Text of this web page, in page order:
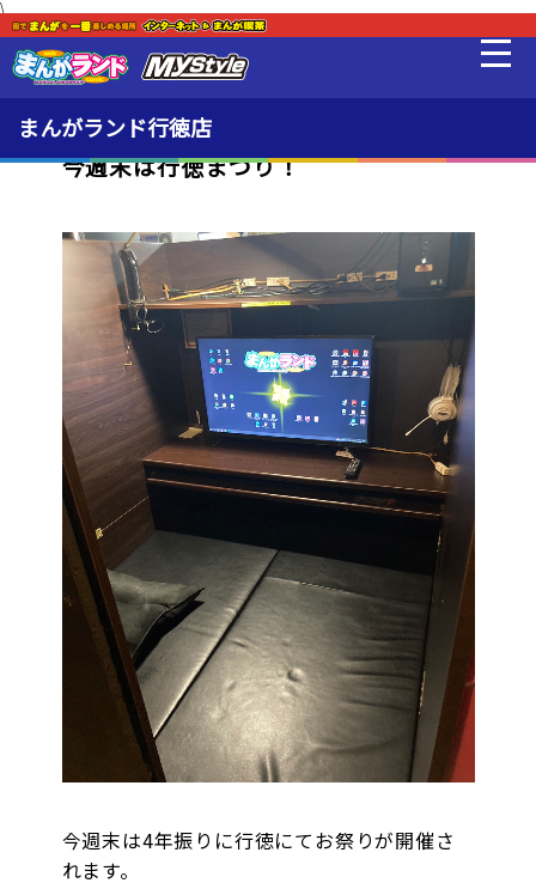
\
最新情報
MLeF
販売品
貸出品
オンラインゲーム
映画/アニメ/電子書籍
まんがランド行徳店
新着・オススメ情報
今週末は行徳まつり！
今週末は4年振りに行徳にてお祭りが開催さ
れます。